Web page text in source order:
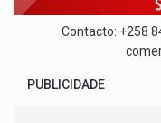
Contacto: +258
PUBLICIDADE